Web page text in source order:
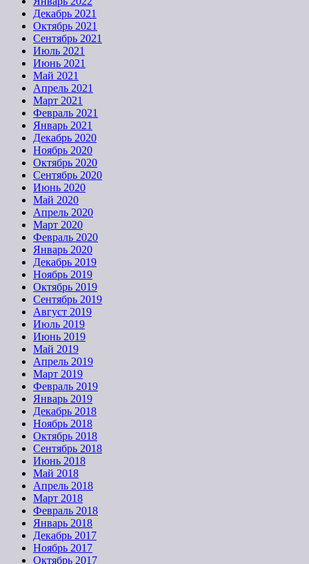
Декабрь 2021
Октябрь 2021
Сентябрь 2021
Июль 2021
Июнь 2021
Май 2021
Апрель 2021
Март 2021
Февраль 2021
Январь 2021
Декабрь 2020
Ноябрь 2020
Октябрь 2020
Сентябрь 2020
Июнь 2020
Май 2020
Апрель 2020
Март 2020
Февраль 2020
Январь 2020
Декабрь 2019
Ноябрь 2019
Октябрь 2019
Сентябрь 2019
Август 2019
Июль 2019
Июнь 2019
Май 2019
Апрель 2019
Март 2019
Февраль 2019
Январь 2019
Декабрь 2018
Ноябрь 2018
Октябрь 2018
Сентябрь 2018
Июнь 2018
Май 2018
Апрель 2018
Март 2018
Февраль 2018
Январь 2018
Декабрь 2017
Ноябрь 2017
Октябрь 2017